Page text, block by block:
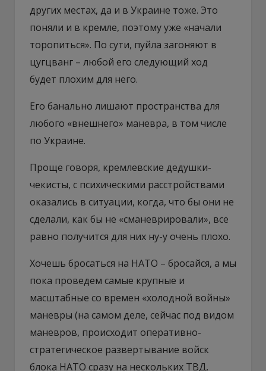
других местах, да и в Украине тоже. Это
поняли и в кремле, поэтому уже «начали
торопиться». По сути, пуйла загоняют в
цугцванг – любой его следующий ход
будет плохим для него.
Его банально лишают пространства для
любого «внешнего» маневра, в том числе
по Украине.
Проще говоря, кремлевские дедушки-
чекисты, с психическими расстройствами
оказались в ситуации, когда, что бы они не
сделали, как бы не «сманеврировали», все
равно получится для них ну-у очень плохо.
Хочешь бросаться на НАТО – бросайся, а мы
пока проведем самые крупные и
масштабные со времен «холодной войны»
маневры (на самом деле, сейчас под видом
маневров, происходит оперативно-
стратегическое развертывание войск
блока НАТО сразу на нескольких ТВД,